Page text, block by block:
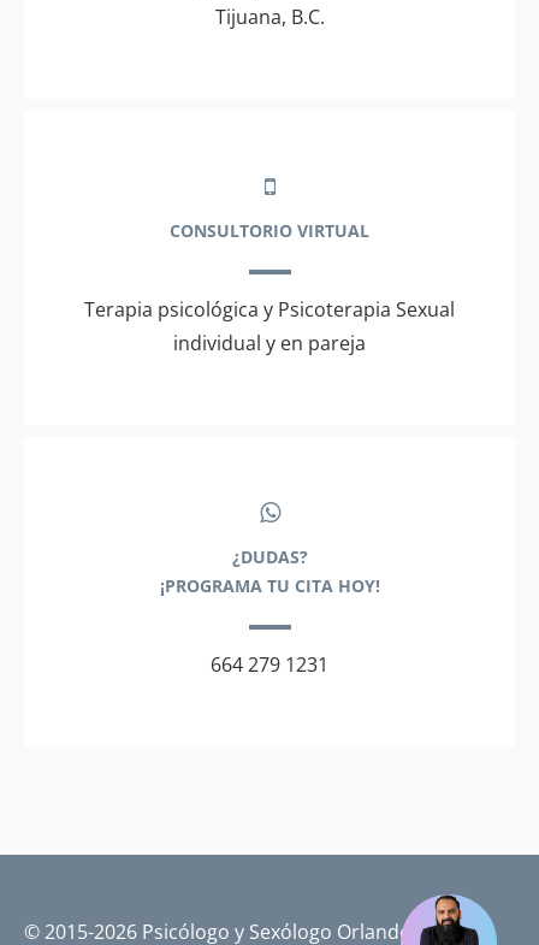
Tijuana, B.C.
CONSULTORIO VIRTUAL
Terapia psicológica y Psicoterapia Sexual
individual y en pareja
¿DUDAS?
¡PROGRAMA TU CITA HOY!
664 279 1231
© 2015-2026 Psicólogo y Sexólogo Orlando Pérez |